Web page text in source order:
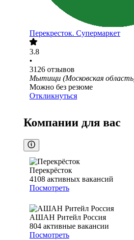
Перекресток. Супермаркет
3.8
•
3126 отзывов
Мытищи (Московская
Можно без резюме
Откликнуться
Компании для вас
Перекрёсток
4108 активных вакансий
Посмотреть
АШАН Ритейл Россия
804 активные вакансии
Посмотреть